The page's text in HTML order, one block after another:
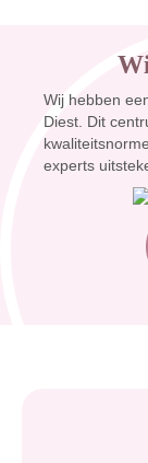
Wij hebben
Diest. Dit
experts